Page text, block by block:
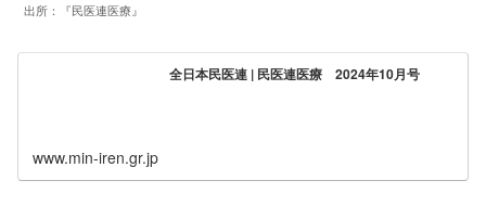
出所：『民医連医療』
全日本民医連 | 民医連医療 2024年10月号
www.min-iren.gr.jp